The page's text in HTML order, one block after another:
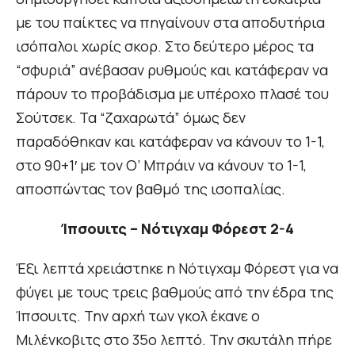
με του παίκτες να πηγαίνουν στα αποδυτήρια
ισόπαλοι χωρίς σκορ. Στο δεύτερο μέρος τα
“σφυριά” ανέβασαν ρυθμούς και κατάφεραν να
πάρουν το προβάδισμα με υπέροχο πλασέ του
Σούτσεκ. Τα “ζαχαρωτά” όμως δεν
παραδόθηκαν και κατάφεραν να κάνουν το 1-1,
στο 90+1′ με τον Ο’ Μπράιν να κάνουν το 1-1,
αποσπώντας τον βαθμό της ισοπαλίας.
Ίπσουιτς – Νότιγχαμ Φόρεστ 2-4
Έξι λεπτά χρειάστηκε η Νότιγχαμ Φόρεστ για να
φύγει με τους τρεις βαθμούς από την έδρα της
Ίπσουιτς. Την αρχή των γκολ έκανε ο
Μιλένκοβιτς στο 35ο λεπτό. Την σκυτάλη πήρε